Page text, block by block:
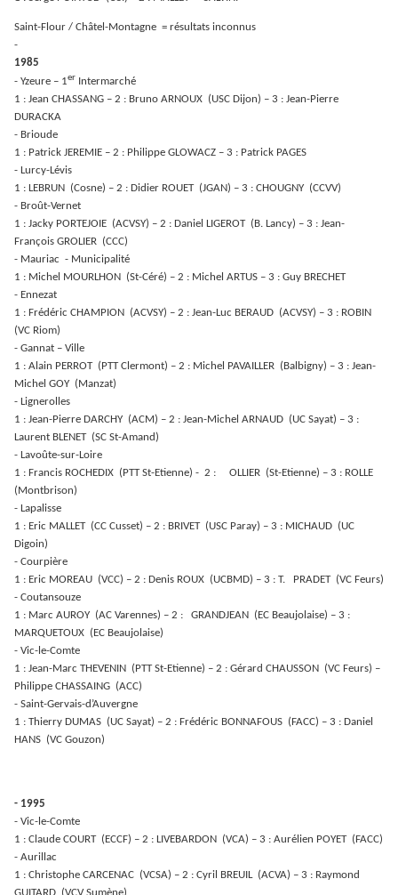
Saint-Flour / Châtel-Montagne = résultats inconnus
-
1985
- Yzeure – 1er Intermarché
1 : Jean CHASSANG – 2 : Bruno ARNOUX (USC Dijon) – 3 : Jean-Pierre
DURACKA
- Brioude
1 : Patrick JEREMIE – 2 : Philippe GLOWACZ – 3 : Patrick PAGES
- Lurcy-Lévis
1 : LEBRUN (Cosne) – 2 : Didier ROUET (JGAN) – 3 : CHOUGNY (CCVV)
- Broût-Vernet
1 : Jacky PORTEJOIE (ACVSY) – 2 : Daniel LIGEROT (B. Lancy) – 3 : Jean-
François GROLIER (CCC)
- Mauriac - Municipalité
1 : Michel MOURLHON (St-Céré) – 2 : Michel ARTUS – 3 : Guy BRECHET
- Ennezat
1 : Frédéric CHAMPION (ACVSY) – 2 : Jean-Luc BERAUD (ACVSY) – 3 : ROBIN
(VC Riom)
- Gannat – Ville
1 : Alain PERROT (PTT Clermont) – 2 : Michel PAVAILLER (Balbigny) – 3 : Jean-
Michel GOY (Manzat)
- Lignerolles
1 : Jean-Pierre DARCHY (ACM) – 2 : Jean-Michel ARNAUD (UC Sayat) – 3 :
Laurent BLENET (SC St-Amand)
- Lavoûte-sur-Loire
1 : Francis ROCHEDIX (PTT St-Etienne) - 2 : OLLIER (St-Etienne) – 3 : ROLLE
(Montbrison)
- Lapalisse
1 : Eric MALLET (CC Cusset) – 2 : BRIVET (USC Paray) – 3 : MICHAUD (UC
Digoin)
- Courpière
1 : Eric MOREAU (VCC) – 2 : Denis ROUX (UCBMD) – 3 : T. PRADET (VC Feurs)
- Coutansouze
1 : Marc AUROY (AC Varennes) – 2 : GRANDJEAN (EC Beaujolaise) – 3 :
MARQUETOUX (EC Beaujolaise)
- Vic-le-Comte
1 : Jean-Marc THEVENIN (PTT St-Etienne) – 2 : Gérard CHAUSSON (VC Feurs) –
Philippe CHASSAING (ACC)
- Saint-Gervais-d’Auvergne
1 : Thierry DUMAS (UC Sayat) – 2 : Frédéric BONNAFOUS (FACC) – 3 : Daniel
HANS (VC Gouzon)
- 1995
- Vic-le-Comte
1 : Claude COURT (ECCF) – 2 : LIVEBARDON (VCA) – 3 : Aurélien POYET (FACC)
- Aurillac
1 : Christophe CARCENAC (VCSA) – 2 : Cyril BREUIL (ACVA) – 3 : Raymond
GUITARD (VCV Sumène)